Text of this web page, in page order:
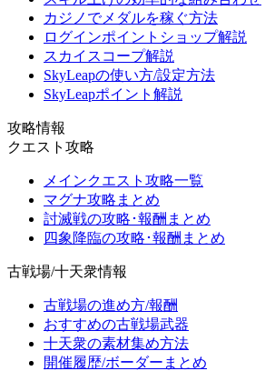
カジノでメダルを稼ぐ方法
ログインポイントショップ解説
スカイスコープ解説
SkyLeapの使い方/設定方法
SkyLeapポイント解説
攻略情報
クエスト攻略
メインクエスト攻略一覧
マグナ攻略まとめ
討滅戦の攻略･報酬まとめ
四象降臨の攻略･報酬まとめ
古戦場/十天衆情報
古戦場の進め方/報酬
おすすめの古戦場武器
十天衆の素材集め方法
開催履歴/ボーダーまとめ